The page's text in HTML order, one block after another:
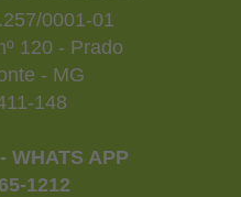
0001-01
120 - Prado
- MG
148
WHATS APP
1212